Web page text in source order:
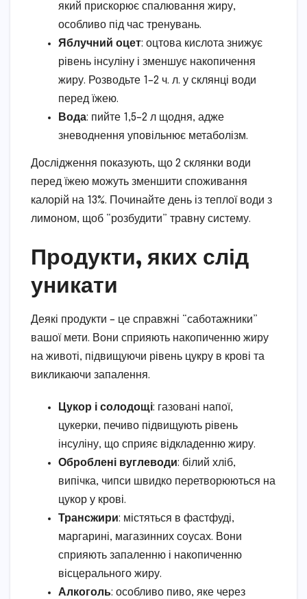
який прискорює спалювання жиру,
особливо під час тренувань.
Яблучний оцет: оцтова кислота знижує
рівень інсуліну і зменшує накопичення
жиру. Розводьте 1–2 ч. л. у склянці води
перед їжею.
Вода: пийте 1,5–2 л щодня, адже
зневоднення уповільнює метаболізм.
Дослідження показують, що 2 склянки води
перед їжею можуть зменшити споживання
калорій на 13%. Починайте день із теплої води з
лимоном, щоб “розбудити” травну систему.
Продукти, яких слід
уникати
Деякі продукти – це справжні “саботажники”
вашої мети. Вони сприяють накопиченню жиру
на животі, підвищуючи рівень цукру в крові та
викликаючи запалення.
Цукор і солодощі: газовані напої,
цукерки, печиво підвищують рівень
інсуліну, що сприяє відкладенню жиру.
Оброблені вуглеводи: білий хліб,
випічка, чипси швидко перетворюються на
цукор у крові.
Трансжири: містяться в фастфуді,
маргарині, магазинних соусах. Вони
сприяють запаленню і накопиченню
вісцерального жиру.
Алкоголь: особливо пиво, яке через